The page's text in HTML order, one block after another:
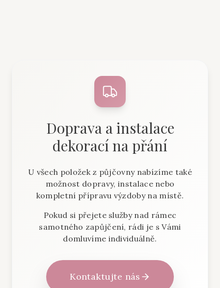
Doprava a instalace
dekorací na přání
U všech položek z půjčovny nabízíme také
možnost dopravy, instalace nebo
kompletní přípravu výzdoby na místě.
Pokud si přejete služby nad rámec
samotného zapůjčení, rádi je s Vámi
domluvíme individuálně.
Kontaktujte nás